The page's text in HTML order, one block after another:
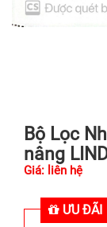
Bộ Lọc
nâng
Giá: liên hệ
ƯU ĐÃI